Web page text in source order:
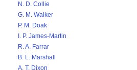
N. D. Collie
G. M. Walker
P. M. Doak
I. P. James-Martin
R. A. Farrar
B. L. Marshall
A. T. Dixon